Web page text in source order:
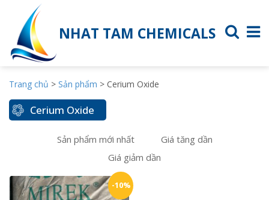
NHAT TAM CHEMICALS
Trang chủ > Sản phẩm > Cerium Oxide
Cerium Oxide
Sản phẩm mới nhất
Giá tăng dần
Giá giảm dần
-10%